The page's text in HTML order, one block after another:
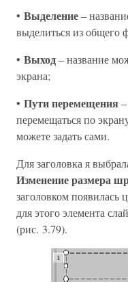
• Выделение–
выделиться из общего
• Выход– название
экрана;
• Пути перемещения
перемещаться по
можете задать сами.
Для заголовка я
Изменение размера
заголовком появилась
для этого элемента
(рис. 3.79).